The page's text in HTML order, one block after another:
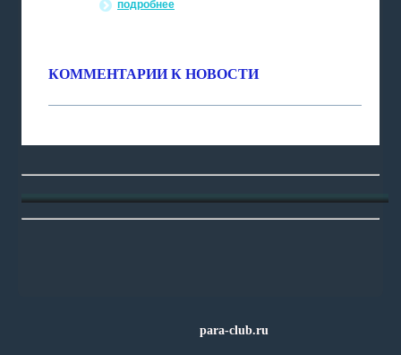
подробнее
КОММЕНТАРИИ К НОВОСТИ
para-club.ru